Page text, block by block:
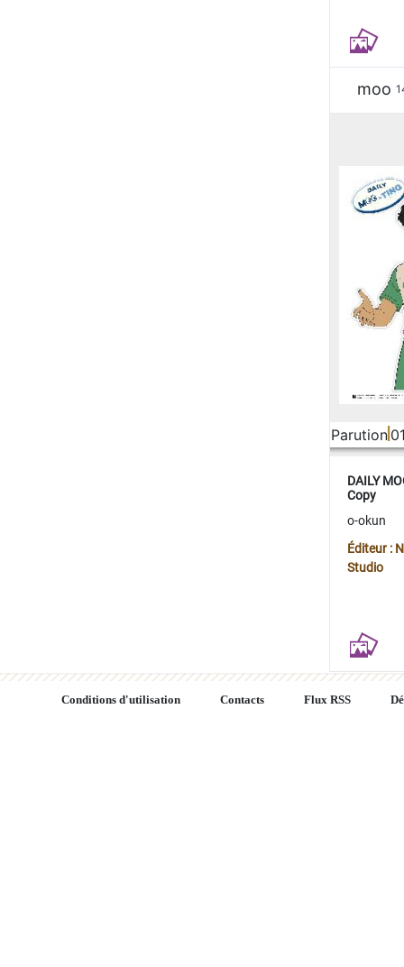
moo
Parution
DAILY
Copy
o-okun
Éditeur :
Studio
Conditions d'utilisation Contacts Flux RSS